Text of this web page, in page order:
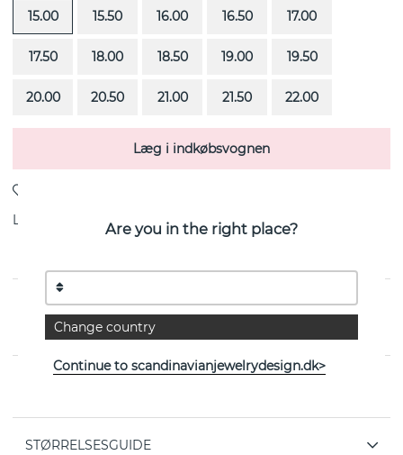
15.00 15.50 16.00 16.50 17.00
17.50 18.00 18.50 19.00 19.50
20.00 20.50 21.00 21.50 22.00
Læg i indkøbsvognen
Levering: Bestillingsvare 4-6 uger
Wedding & Stars er en diamantring (0.40 ct) i 18k guld
fra svenske Efva Attling
STØRRELSESGUIDE
Are you in the right place?
Change country
Continue to scandinavianjewelrydesign.dk>